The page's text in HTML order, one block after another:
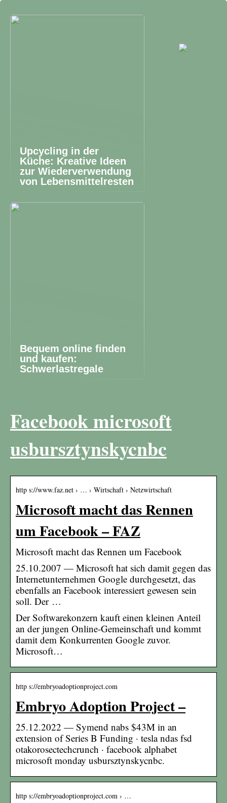
Upcycling in der
Küche: Kreative Ideen
zur Wiederverwendung
von Lebensmittelresten
Bequem online finden
und kaufen:
Schwerlastregale
Facebook microsoft
usbursztynskycnbc
http s://www.faz.net › … › Wirtschaft › Netzwirtschaft
Microsoft macht das Rennen
um Facebook – FAZ
Microsoft macht das Rennen um Facebook
25.10.2007 — Microsoft hat sich damit gegen das
Internetunternehmen Google durchgesetzt, das
ebenfalls an Facebook interessiert gewesen sein
soll. Der …
Der Softwarekonzern kauft einen kleinen Anteil
an der jungen Online-Gemeinschaft und kommt
damit dem Konkurrenten Google zuvor.
Microsoft…
http s://embryoadoptionproject.com
Embryo Adoption Project –
25.12.2022 — Symend nabs $43M in an
extension of Series B Funding · tesla ndas fsd
otakorosectechcrunch · facebook alphabet
microsoft monday usbursztynskycnbc.
http s://embryoadoptionproject.com › …